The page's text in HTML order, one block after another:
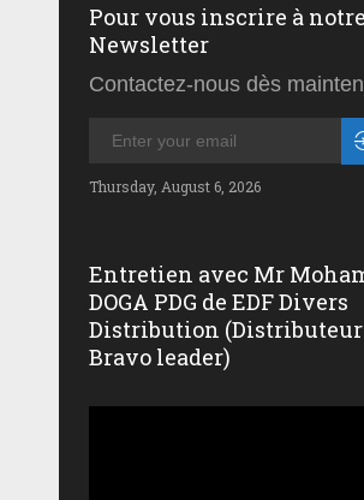
Pour vous inscrire à notre
Newsletter
Contactez-nous dès
Thursday, August 6, 2026
Entretien avec Mr
DOGA PDG de EDF Divers
Distribution (Distributeur
Bravo leader)